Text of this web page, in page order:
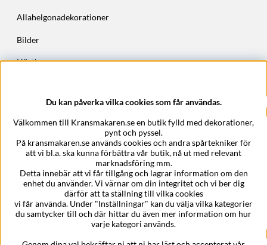
Allahelgonadekorationer
Bilder
Höstkransar
Epost:support@kransmakaren.se
Du kan påverka vilka cookies som får användas.
Välkommen till Kransmakaren.se en butik fylld med dekorationer,
pynt och pyssel.
På kransmakaren.se används cookies och andra spårtekniker för
att vi bl.a. ska kunna förbättra vår butik, nå ut med relevant
marknadsföring mm.
Detta innebär att vi får tillgång och lagrar information om den
enhet du använder. Vi värnar om din integritet och vi ber dig
därför att ta ställning till vilka cookies
vi får använda. Under "Inställningar" kan du välja vilka kategorier
du samtycker till och där hittar du även mer information om hur
varje kategori används.